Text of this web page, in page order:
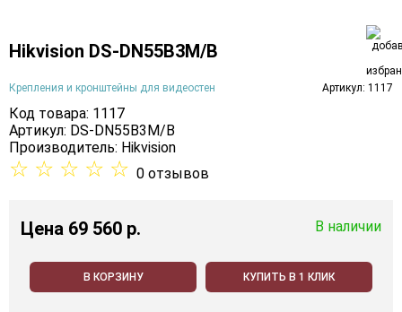
Hikvision DS-DN55B3M/B
Крепления и кронштейны для видеостен Артикул: 1117
Код товара: 1117
Артикул: DS-DN55B3M/B
Производитель: Hikvision
☆ ☆ ☆ ☆ ☆ 0 отзывов
Цена 69 560 p. В наличии
В КОРЗИНУ КУПИТЬ В 1 КЛИК